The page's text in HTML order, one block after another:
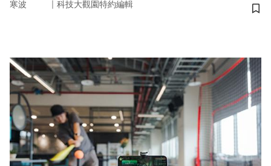
寒波 ｜ 科技大觀園特約編輯
儲